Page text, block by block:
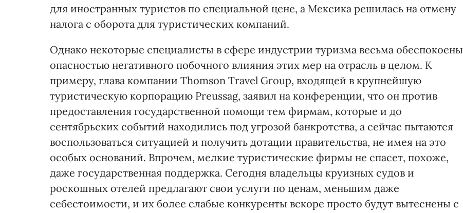
для иностранных туристов по специальной цене, а Мексика решилась на отмену
налога с оборота для туристических компаний.
Однако некоторые специалисты в сфере индустрии туризма весьма обеспокоены
опасностью негативного побочного влияния этих мер на отрасль в целом. К
примеру, глава компании Thomson Travel Group, входящей в крупнейшую
туристическую корпорацию Preussag, заявил на конференции, что он против
предоставления государственной помощи тем фирмам, которые и до
сентябрьских событий находились под угрозой банкротства, а сейчас пытаются
воспользоваться ситуацией и получить дотации правительства, не имея на это
особых оснований. Впрочем, мелкие туристические фирмы не спасет, похоже,
даже государственная поддержка. Сегодня владельцы круизных судов и
роскошных отелей предлагают свои услуги по ценам, меньшим даже
себестоимости, и их более слабые конкуренты вскоре просто будут вытеснены с